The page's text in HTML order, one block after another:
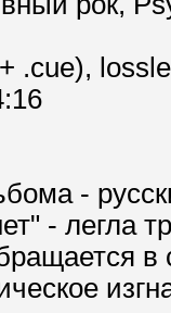
.cue),
-
- легла